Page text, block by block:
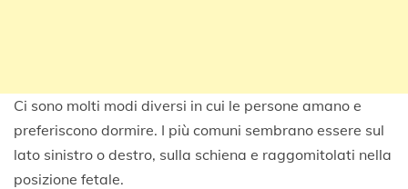
Ci sono molti modi diversi in cui le persone amano e
preferiscono dormire. I più comuni sembrano essere sul
lato sinistro o destro, sulla schiena e raggomitolati nella
posizione fetale.